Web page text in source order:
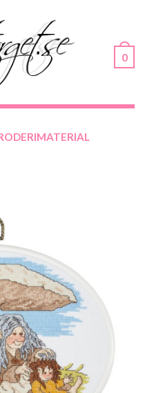
0